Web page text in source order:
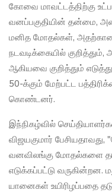
கோவை மாவட்டத்திற்கு
வனப்பகுதியின் தன்மை,
மனித மோதல்கள், அதற்கான
நடவடிக்கையில்
ஆகியவை குறித்தும்
50-க்கும் மேற்பட்ட
கொண்டனர்.
இந்நிகழ்வில்
விஜயகுமார்
வனவிலங்கு மோதல்களை
எடுக்கப்பட்டு வருகின்றன.
யானைகள் உயிரிழப்பதை